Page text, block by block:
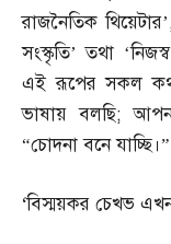
রাজনৈতিক থিয়েটার’
সংস্কৃতি’ তথা
এই রূপের সকল
ভাষায় বলছি;
“চোদনা বনে
‘বিস্ময়কর চেখভ